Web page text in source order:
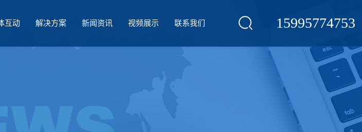
15995774753
互动 解决方案 新闻资讯 视频展示 联系我们